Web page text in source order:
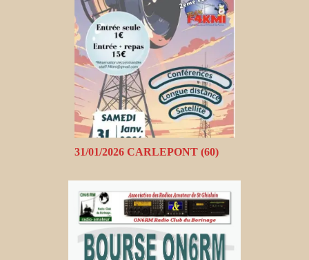
31/01/2026 CARLEPONT (60)